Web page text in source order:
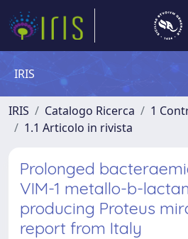
IRIS
IRIS Catalogo Ricerca
1
1.1 Articolo in rivista
Prolonged
VIM-1 metallo-b-
producing Proteus
report from Italy